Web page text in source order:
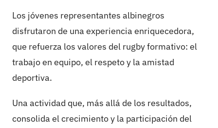
Los jóvenes representantes albinegros
disfrutaron de una experiencia enriquecedora,
que refuerza los valores del rugby formativo: el
trabajo en equipo, el respeto y la amistad
deportiva.
Una actividad que, más allá de los resultados,
consolida el crecimiento y la participación del